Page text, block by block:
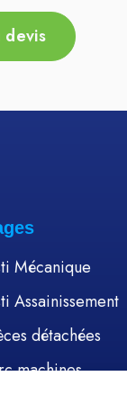
Mécanique
Assainissement
détachées
machines